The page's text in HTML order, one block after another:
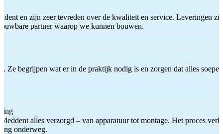
en zijn zeer tevreden over de kwaliteit en service. Leveringen
partner waarop we kunnen bouwen.
Ze begrijpen wat er in de praktijk nodig is en zorgen dat alles
alles verzorgd – van apparatuur tot montage. Het proces
onderweg.